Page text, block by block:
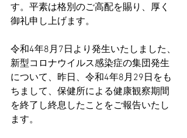
す。平素は格別のご高配を賜り、厚く
御礼申し上げます。
令和4年8月7日より発生いたしました、
新型コロナウイルス感染症の集団発生
について、昨日、令和4年8月29日をも
ちまして、保健所による健康観察期間
を終了し終息したことをご報告いたし
ます。